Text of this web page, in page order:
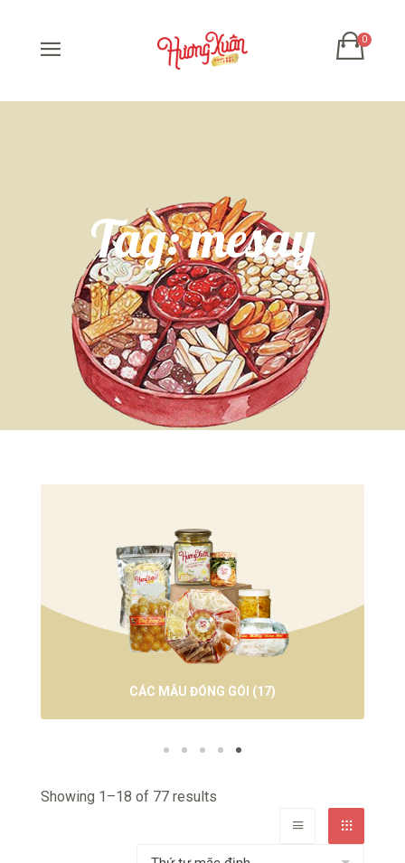
Tag:mesay
CÁC MẪU ĐÓNG GÓI (17)
Showing 1–18 of 77 results